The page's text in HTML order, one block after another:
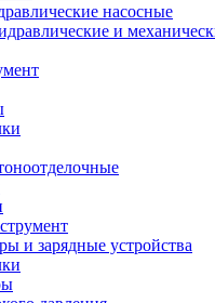
насосные
и
и зарядные устройства